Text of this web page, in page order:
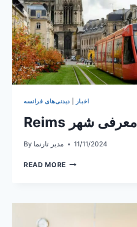
شد
اخبار دیدنی‌های فرانسه
Reims معرفی شهر
By مدیر تارنما 11/11/2024
READ MORE REIMS